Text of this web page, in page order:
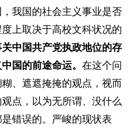
我国的社会主义事业是否
上取决于高校文科状况的
中国共产党执政地位的存
国的前途命运。 在这个问
、遮遮掩掩的观点，视而
点，以为无所谓、没什么
错误的。严峻的现状表